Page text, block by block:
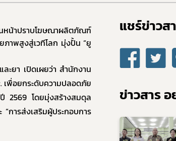
และการใช้งบประมาณประจำปี
(ITA)
10. ข้อมูลสถิติต่าง ๆ
หน้าปราบโฆษณาผลิตภัณฑ์
ภาพสูงสู่เวทีโลก มุ่งปั้น “ยู
ยา เปิดเผยว่า สำนักงาน
เพื่อยกระดับความปลอดภัย
ปี2569โดยมุ่งสร้างสมดุล
การส่งเสริมผู้ประกอบการ
แชร์ข่าวส
ข่าวสาร